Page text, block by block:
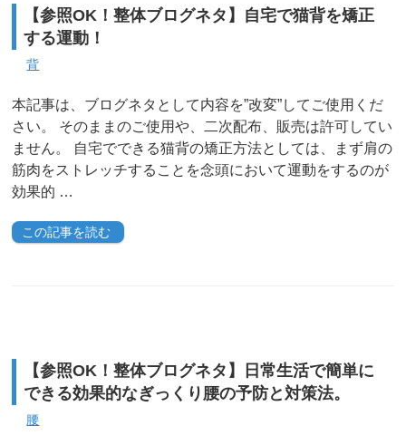
【参照OK！整体ブログネタ】自宅で猫背を矯正
する運動！
背
本記事は、ブログネタとして内容を”改変”してご使用くだ
さい。 そのままのご使用や、二次配布、販売は許可してい
ません。 自宅でできる猫背の矯正方法としては、まず肩の
筋肉をストレッチすることを念頭において運動をするのが
効果的 …
この記事を読む
【参照OK！整体ブログネタ】日常生活で簡単に
できる効果的なぎっくり腰の予防と対策法。
腰